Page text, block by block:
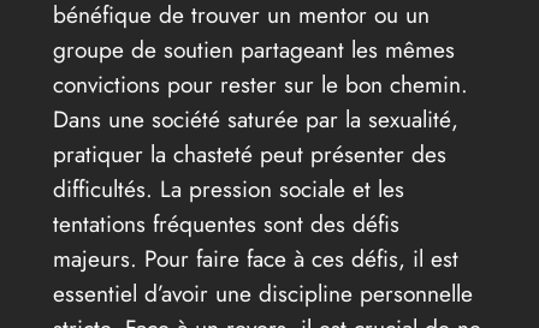
bénéfique de trouver un mentor ou un
groupe de soutien partageant les mêmes
convictions pour rester sur le bon chemin.
Dans une société saturée par la sexualité,
pratiquer la chasteté peut présenter des
difficultés. La pression sociale et les
tentations fréquentes sont des défis
majeurs. Pour faire face à ces défis, il est
essentiel d’avoir une discipline personnelle